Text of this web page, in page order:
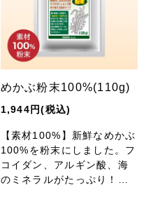
めかぶ粉末100%(110g)
1,944円(税込)
【素材100%】新鮮なめかぶ
100%を粉末にしました。フ
コイダン、アルギン酸、海
のミネラルがたっぷり！健